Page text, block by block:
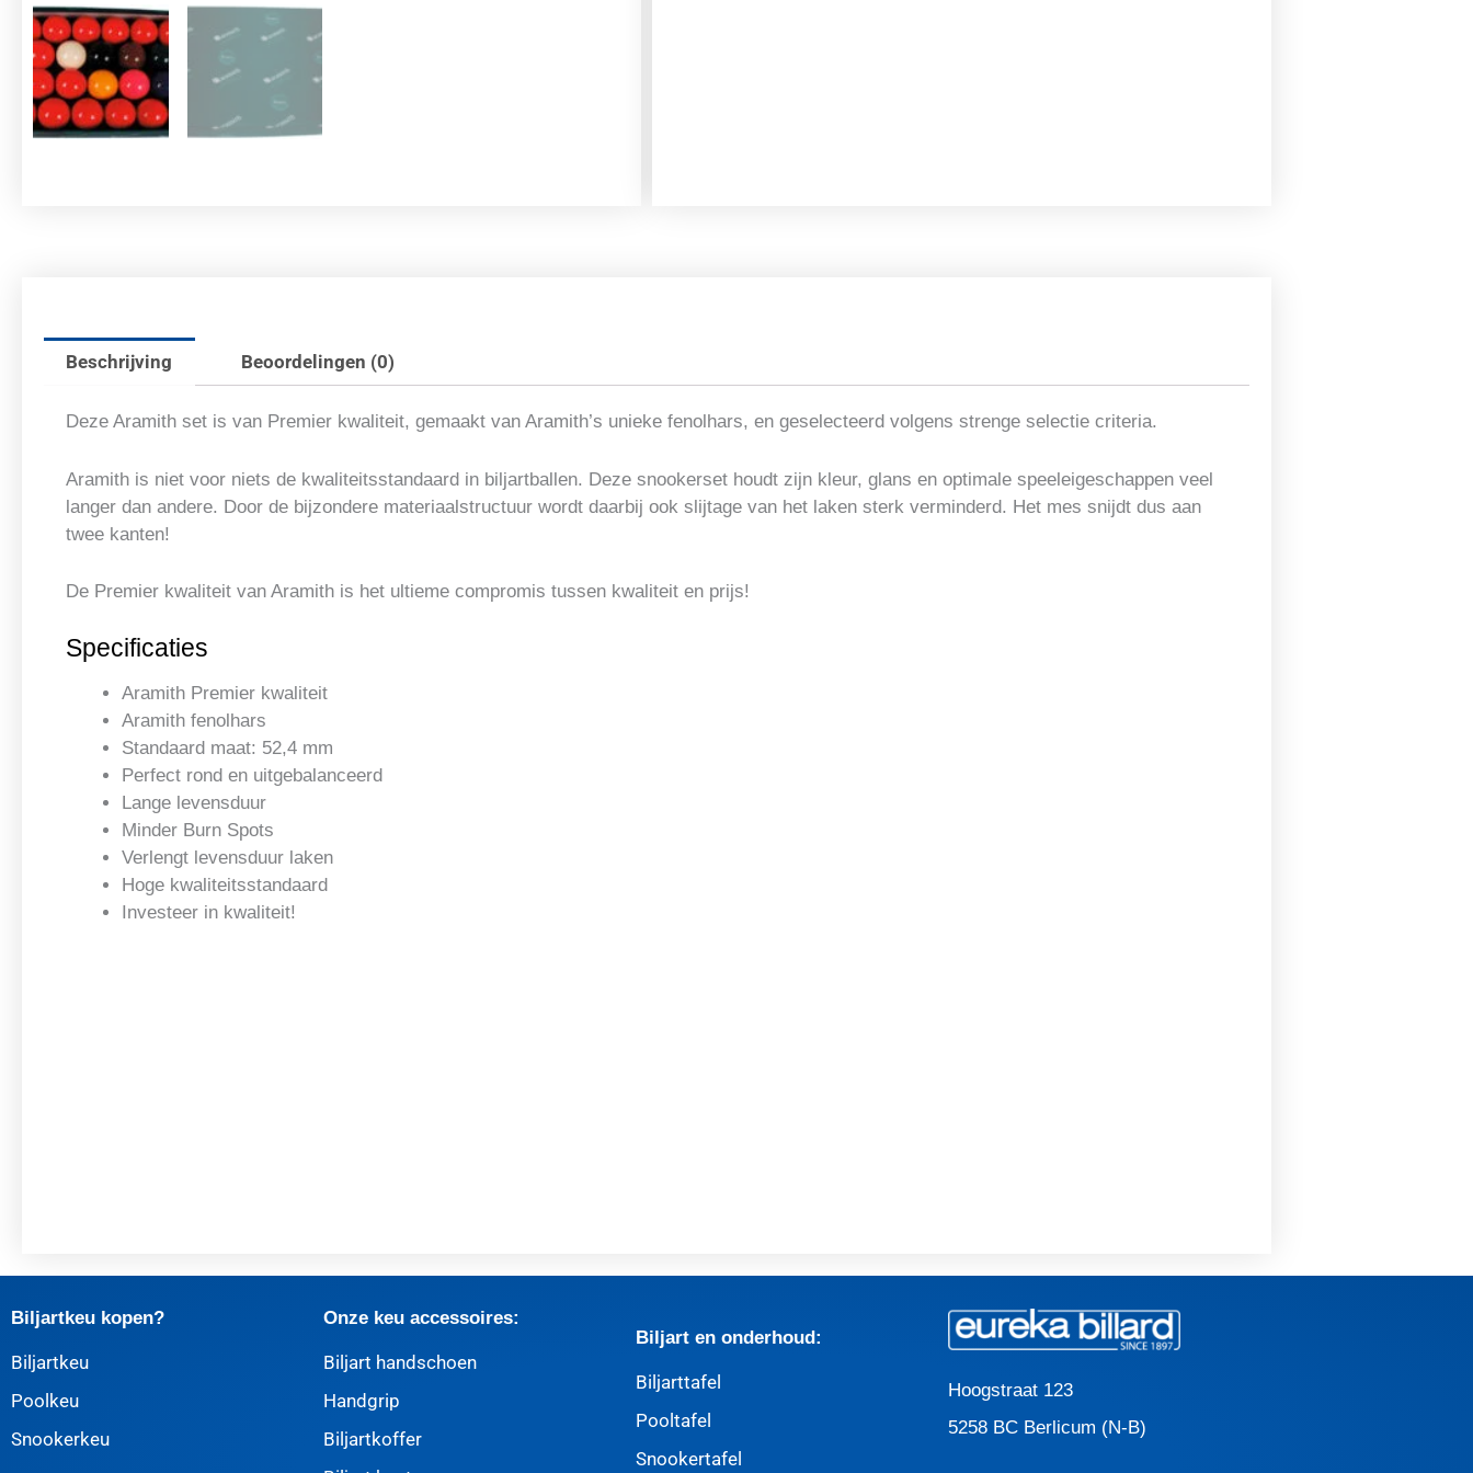
Beschrijving Beoordelingen (0)
Deze Aramith set is van Premier kwaliteit, gemaakt van Aramith’s unieke fenolhars, en geselecteerd volgens strenge selectie criteria.
Aramith is niet voor niets de kwaliteitsstandaard in biljartballen. Deze snookerset houdt zijn kleur, glans en optimale speeleigeschappen veel
langer dan andere. Door de bijzondere materiaalstructuur wordt daarbij ook slijtage van het laken sterk verminderd. Het mes snijdt dus aan
twee kanten!
De Premier kwaliteit van Aramith is het ultieme compromis tussen kwaliteit en prijs!
Specificaties
Aramith Premier kwaliteit
Aramith fenolhars
Standaard maat: 52,4 mm
Perfect rond en uitgebalanceerd
Lange levensduur
Minder Burn Spots
Verlengt levensduur laken
Hoge kwaliteitsstandaard
Investeer in kwaliteit!
Biljartkeu kopen?
Biljartkeu
Poolkeu
Snookerkeu
Onze keu accessoires:
Biljart handschoen
Handgrip
Biljartkoffer
Biljart en onderhoud:
Biljarttafel
Pooltafel
Snookertafel
Hoogstraat 123
5258 BC Berlicum (N-B)